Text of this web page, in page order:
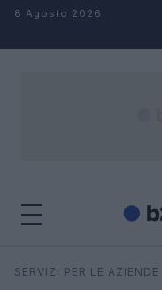
Salta al contenuto
8 Agosto 2026
Cerca
SERVIZI PER LE AZIENDE